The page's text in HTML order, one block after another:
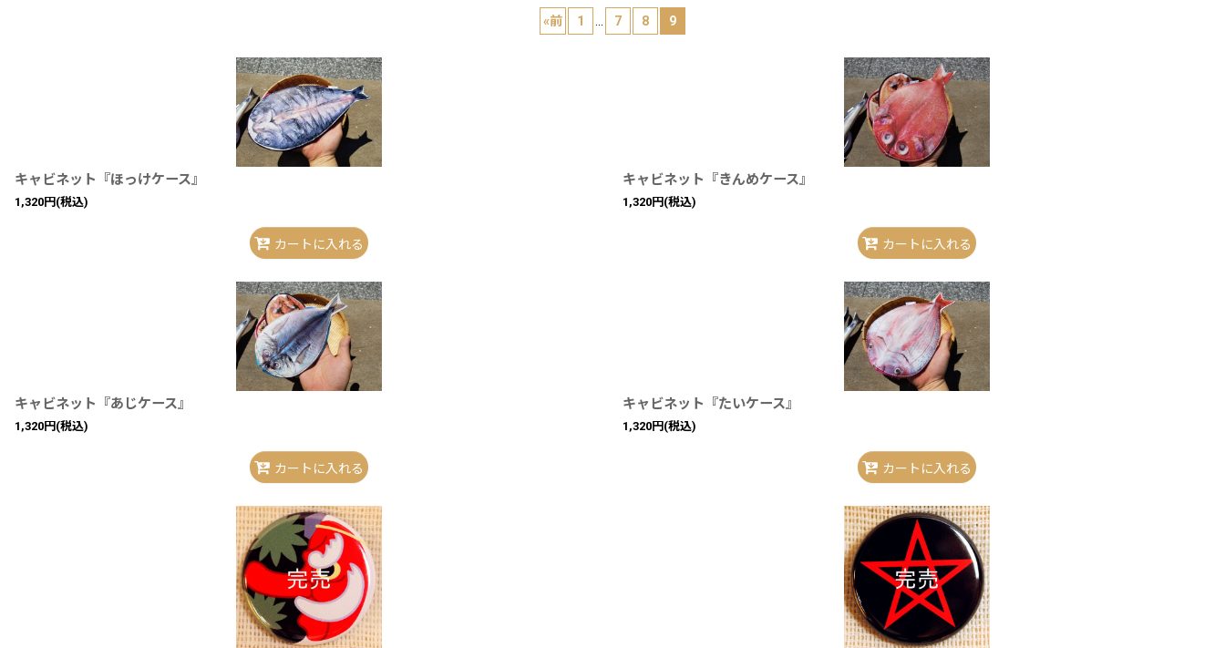
«前 1 7 8 9
キャビネット『ほっけケース』
1,320円 (税込)
カートに入れる
キャビネット『きんめケース』
1,320円 (税込)
カートに入れる
キャビネット『あじケース』
1,320円 (税込)
カートに入れる
キャビネット『たいケース』
1,320円 (税込)
カートに入れる